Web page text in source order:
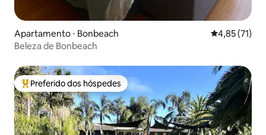
Apartamento ⋅ Bonbeach 4,85 de uma
4,85 (71)
Beleza de Bonbeach
Entre os melhores preferidos dos hóspedes
Preferido dos hóspedes